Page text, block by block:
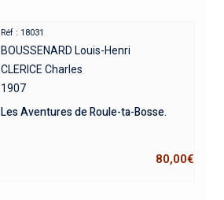
Réf : 18031
BOUSSENARD Louis-Henri
CLERICE Charles
1907
Les Aventures de Roule-ta-Bosse.
80,00€